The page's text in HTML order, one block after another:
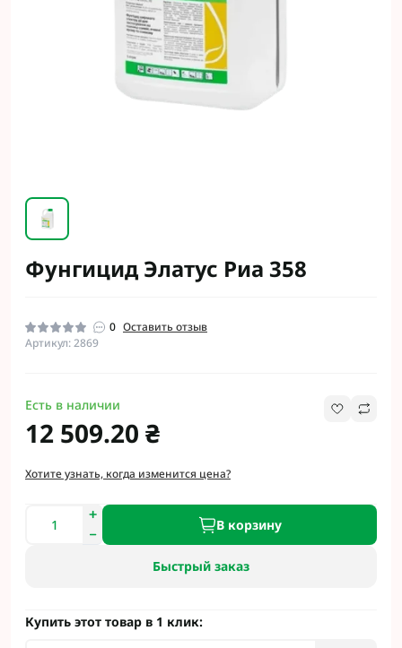
Фунгицид Элатус Риа 358
0 Оставить отзыв
Артикул: 2869
Есть в наличии
12 509.20 ₴
Хотите узнать, когда изменится цена?
В корзину
Быстрый заказ
Купить этот товар в 1 клик: